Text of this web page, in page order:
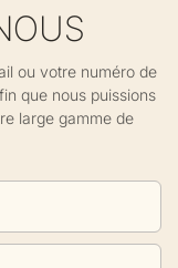
ou votre numéro de
que nous puissions
large gamme de